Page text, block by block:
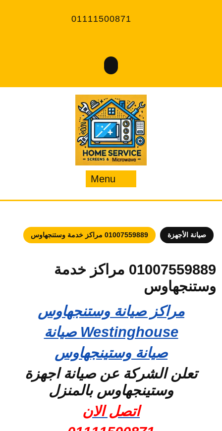
01111500871
Menu
صيانة الأجهزة 01007559889 مراكز خدمة وستنجهاوس
01007559889 مراكز خدمة
وستنجهاوس
مراكز صيانة وستنجهاوس
Westinghouse صيانة
صيانة وستينجهاوس
تعلن الشركة عن صيانة اجهزة
وستينجهاوس بالمنزل
اتصل الان